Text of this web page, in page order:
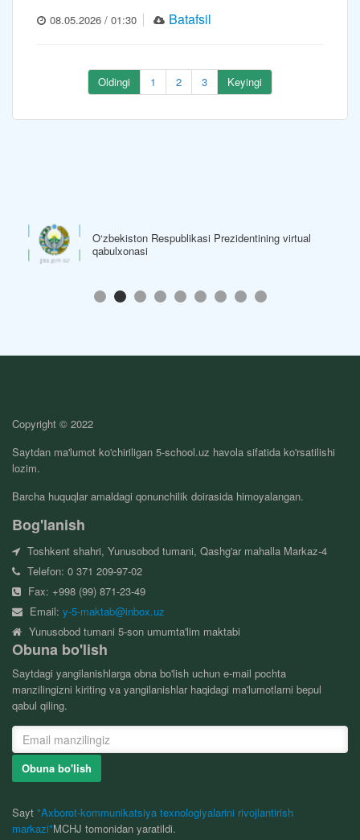
08.05.2026 / 01:30 Batafsil
Oldingi 1 2 3 Keyingi
O‘zbekiston Respublikasi Prezidentining virtual
qabulxonasi
Copyright © 2022
Saytdan ma'lumot ko'chiriligan 5-school.uz havola sifatida ko'rsatilishi
lozim.
Barcha huquqlar amaldagi qonunchilik doirasida himoyalangan.
Bog'lanish
Toshkent shahri, Yunusobod tumani, Qashg'ar mahalla Markaz-4
Telefon: 0 371 209-97-02
Fax: +998 (99) 871-23-49
Email:y-5-maktab@inbox.uz
Yunusobod tumani 5-son umumta'lim maktabi
Obuna bo'lish
Saytdagi yangilanishlarga obna bo'lish uchun e-mail pochta
manzilingizni kiriting va yangilanishlar haqidagi ma'lumotlarni bepul
qabul qiling.
Obuna bo'lish
Sayt "Axborot-kommunikatsiya texnologiyalarini rivojlantirish
markazi"MCHJ tomonidan yaratildi.